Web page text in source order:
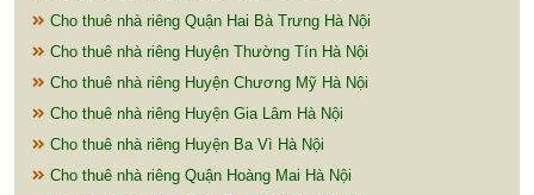
Cho thuê nhà riêng Quận Hai Bà Trưng Hà Nội
Cho thuê nhà riêng Huyện Thường Tín Hà Nội
Cho thuê nhà riêng Huyện Chương Mỹ Hà Nội
Cho thuê nhà riêng Huyện Gia Lâm Hà Nội
Cho thuê nhà riêng Huyện Ba Vì Hà Nội
Cho thuê nhà riêng Quận Hoàng Mai Hà Nội